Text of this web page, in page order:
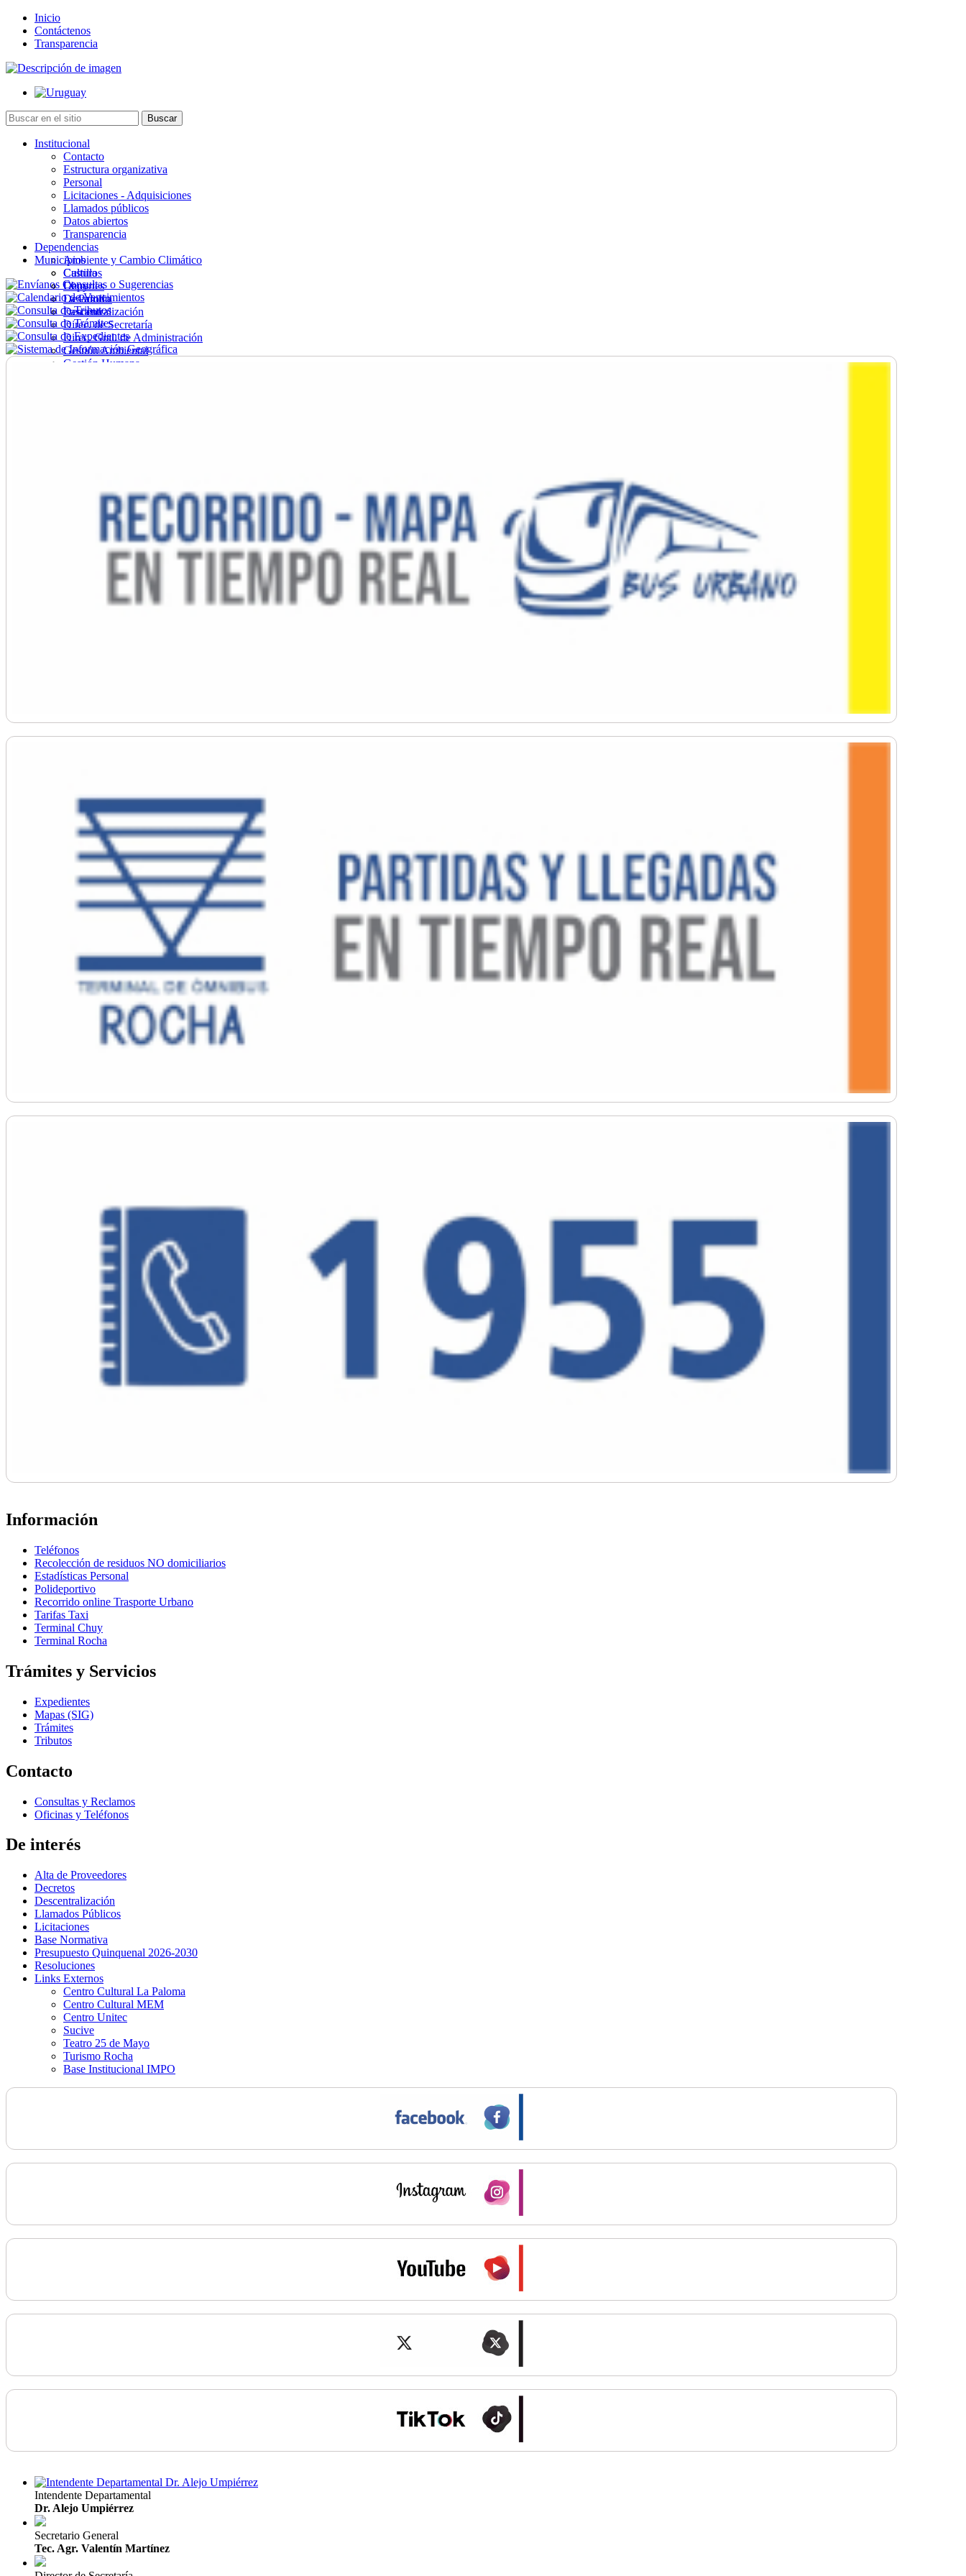
Inicio
Contáctenos
Transparencia
Institucional
Contacto
Estructura organizativa
Personal
Licitaciones - Adquisiciones
Llamados públicos
Datos abiertos
Transparencia
Dependencias
Ambiente y Cambio Climático
Cultura
Deportes
Desarrollo
Descentralización
Direc. de Secretaría
Direc. Gral. de Administración
Gestión Ambiental
Gestión Humana
Municipios
Castillos
Chuy
La Paloma
Lascano
Información
Teléfonos
Recolección de residuos NO domiciliarios
Estadísticas Personal
Polideportivo
Recorrido online Trasporte Urbano
Tarifas Taxi
Terminal Chuy
Terminal Rocha
Trámites y Servicios
Expedientes
Mapas (SIG)
Trámites
Tributos
Contacto
Consultas y Reclamos
Oficinas y Teléfonos
De interés
Alta de Proveedores
Decretos
Descentralización
Llamados Públicos
Licitaciones
Base Normativa
Presupuesto Quinquenal 2026-2030
Resoluciones
Links Externos
Centro Cultural La Paloma
Centro Cultural MEM
Centro Unitec
Sucive
Teatro 25 de Mayo
Turismo Rocha
Base Institucional IMPO
Intendente Departamental
Dr. Alejo Umpiérrez
Secretario General
Tec. Agr. Valentín Martínez